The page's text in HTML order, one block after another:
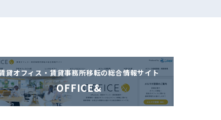
貸オフィス・賃貸事務所移転の総合情報サイト
OFFICE&